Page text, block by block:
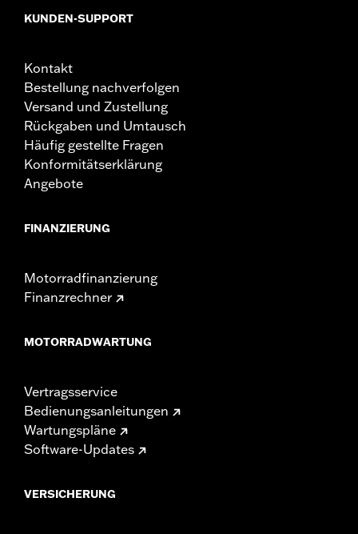
KUNDEN-SUPPORT
Kontakt
Bestellung nachverfolgen
Versand und Zustellung
Rückgaben und Umtausch
Häufig gestellte Fragen
Konformitätserklärung
Angebote
FINANZIERUNG
Motorradfinanzierung
Finanzrechner
MOTORRADWARTUNG
Vertragsservice
Bedienungsanleitungen
Wartungspläne
Software-Updates
VERSICHERUNG